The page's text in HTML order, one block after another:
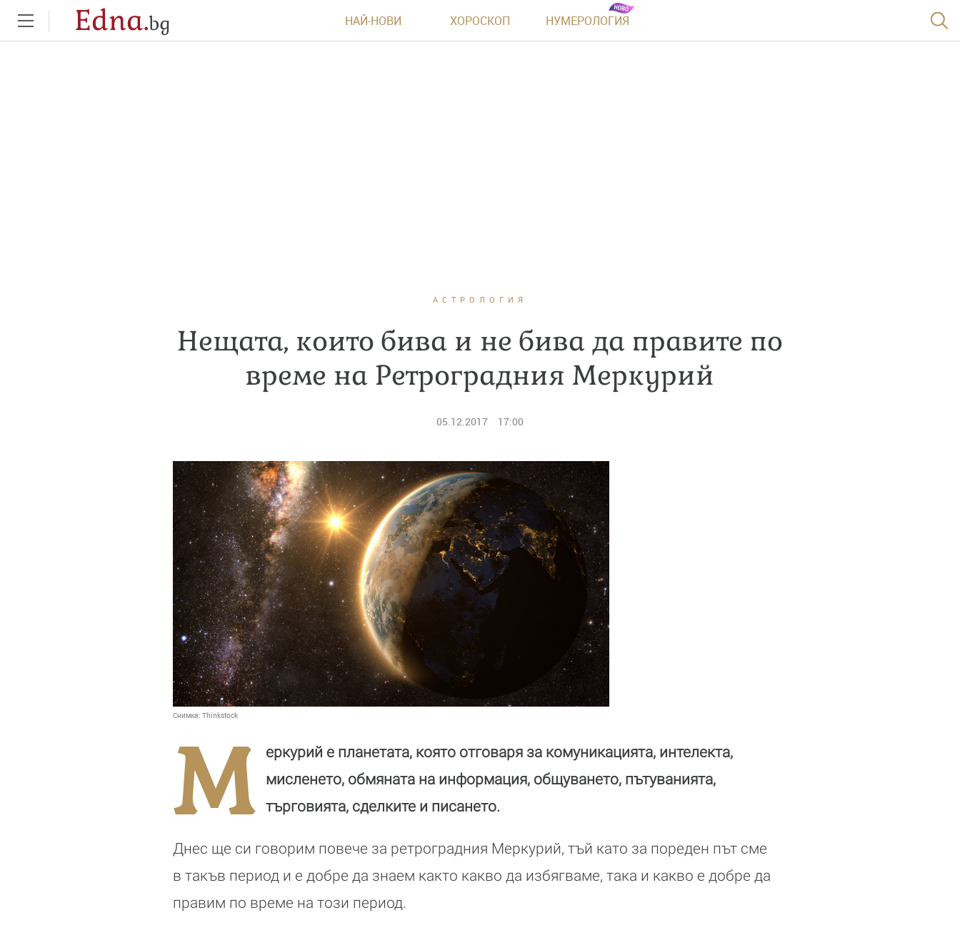
Edna.bg НАЙ-НОВИ ХОРОСКОП НУМЕРОЛОГИЯ
АСТРОЛОГИЯ
Нещата, които бива и не бива да правите по
време на Ретроградния Меркурий
05.12.2017 17:00
Снимка: Thinkstock
М
еркурий е планетата, която отговаря за комуникацията, интелекта,
мисленето, обмяната на информация, общуването, пътуванията,
търговията, сделките и писането.
Днес ще си говорим повече за ретроградния Меркурий, тъй като за пореден път сме
в такъв период и е добре да знаем както какво да избягваме, така и какво е добре да
правим по време на този период.